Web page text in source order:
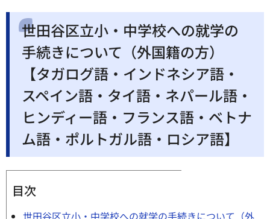
世田谷区立小・中学校への就学の
手続きについて（外国籍の方）
【タガログ語・インドネシア語・
スペイン語・タイ語・ネパール語・
ヒンディー語・フランス語・ベトナ
ム語・ポルトガル語・ロシア語】
目次
世田谷区立小・中学校への就学の手続きについて（外